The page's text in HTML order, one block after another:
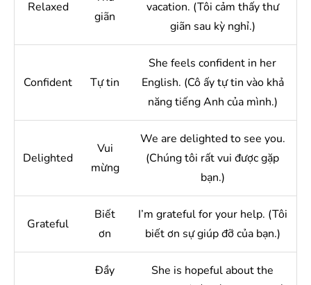
Relaxed
giãn
vacation. (Tôi cảm thấy thư
giãn sau kỳ nghỉ.)
Confident Tự tin
She feels confident in her
English. (Cô ấy tự tin vào khả
năng tiếng Anh của mình.)
Delighted
Vui
mừng
We are delighted to see you.
(Chúng tôi rất vui được gặp
bạn.)
Grateful
Biết
ơn
I’m grateful for your help. (Tôi
biết ơn sự giúp đỡ của bạn.)
Đầy
She is hopeful about the